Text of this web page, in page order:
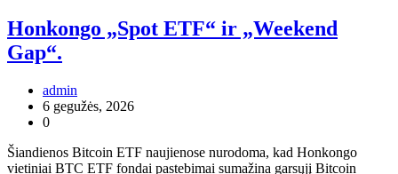
Honkongo „Spot ETF“ ir „Weekend
Gap“.
admin
6 gegužės, 2026
0
Šiandienos Bitcoin ETF naujienose nurodoma, kad Honkongo
vietiniai BTC ETF fondai pastebimai sumažina garsųjį Bitcoin